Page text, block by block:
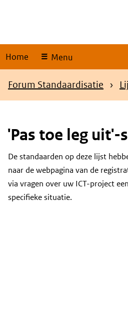
Home Menu
Kruimelpad
Forum Standaardisatie
'Pas toe leg
Content
De standaarden op deze lijst
naar de webpagina van de
via vragen over uw ICT-project
specifieke situatie.